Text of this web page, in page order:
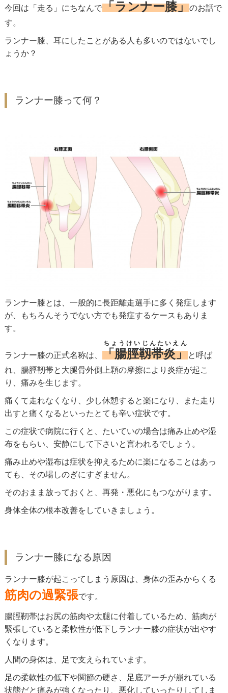
今回は「走る」にちなんで「ランナー膝」のお話で
す。
ランナー膝、耳にしたことがある人も多いのではないでし
ょうか？
ランナー膝って何？
ランナー膝とは、一般的に長距離走選手に多く発症します
が、もちろんそうでない方でも発症するケースもありま
す。
ランナー膝の正式名称は、 「腸脛靱帯炎」
ちょうけいじんたいえん
と呼ば
れ、腸脛靭帯と大腿骨外側上顆の摩擦により炎症が起こ
り、痛みを生じます。
痛くて走れなくなり、少し休憩すると楽になり、また走り
出すと痛くなるといったとても辛い症状です。
この症状で病院に行くと、たいていの場合は痛み止めや湿
布をもらい、安静にして下さいと言われるでしょう。
痛み止めや湿布は症状を抑えるために楽になることはあっ
ても、その場しのぎにすぎません。
そのおまま放っておくと、再発・悪化にもつながります。
身体全体の根本改善をしていきましょう。
ランナー膝になる原因
ランナー膝が起こってしまう原因は、身体の歪みからくる
筋肉の過緊張です。
腸脛靭帯はお尻の筋肉や太腿に付着しているため、筋肉が
緊張していると柔軟性が低下しランナー膝の症状が出やす
くなります。
人間の身体は、足で支えられています。
足の柔軟性の低下や関節の硬さ、足底アーチが崩れている
状態だと痛みが強くなったり、悪化していったりしてしま